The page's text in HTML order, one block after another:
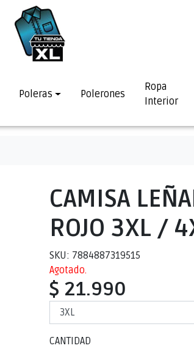
Poleras Polerones
Ropa
Interior
CAMISA
ROJO 3XL /
SKU: 7884887319515
Agotado.
$ 21.990
CANTIDAD